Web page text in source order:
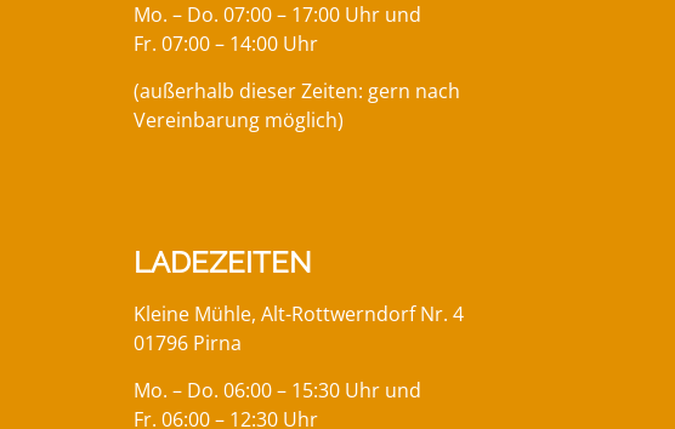
Mo. – Do. 07:00 – 17:00 Uhr und
Fr. 07:00 – 14:00 Uhr
(außerhalb dieser Zeiten: gern nach
Vereinbarung möglich)
LADEZEITEN
Kleine Mühle, Alt-Rottwerndorf Nr. 4
01796 Pirna
Mo. – Do. 06:00 – 15:30 Uhr und
Fr. 06:00 – 12:30 Uhr